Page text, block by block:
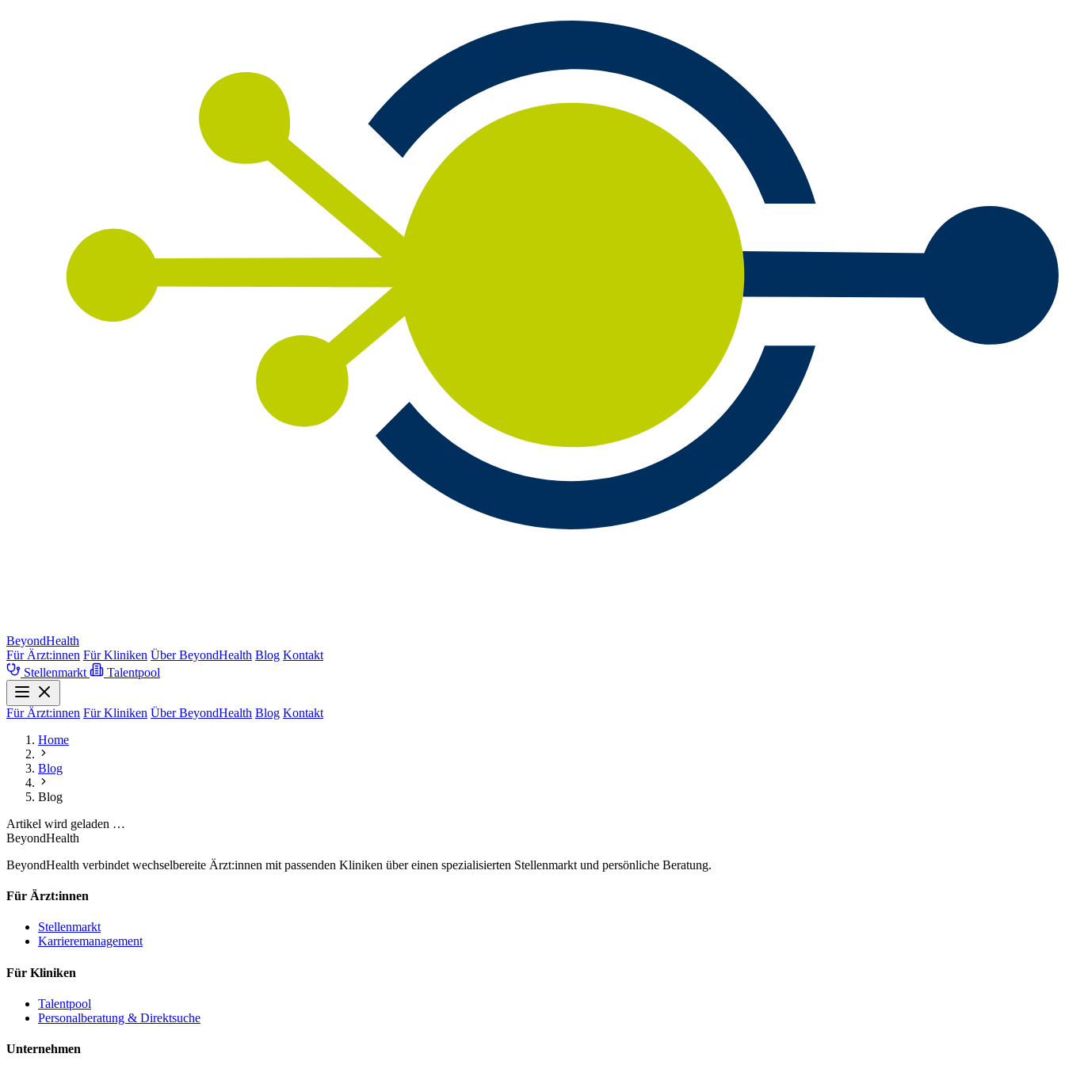
BeyondHealth
Für Ärzt:innen Für Kliniken Über BeyondHealth Blog Kontakt
Stellenmarkt
Talentpool
Für Ärzt:innen Für Kliniken Über BeyondHealth Blog Kontakt
Home
Blog
Blog
Artikel wird geladen …
BeyondHealth
BeyondHealth verbindet wechselbereite Ärzt:innen mit passenden Kliniken über einen spezialisierten Stellenmarkt und persönliche Beratung.
Für Ärzt:innen
Stellenmarkt
Karrieremanagement
Für Kliniken
Talentpool
Personalberatung & Direktsuche
Unternehmen